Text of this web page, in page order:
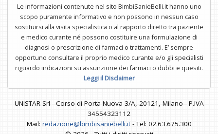
Le informazioni contenute nel sito BimbiSanieBelli.it hanno uno
scopo puramente informativo e non possono in nessun caso
sostituirsi alla visita specialistica o al rapporto diretto tra paziente
e medico curante né possono costituire una formulazione di
diagnosi o prescrizione di farmaci o trattamenti. E’ sempre
opportuno consultare il proprio medico curante e/o gli specialisti
riguardo indicazioni su assunzione dei farmaci o dubbi e quesiti.
Leggi il Disclaimer
UNISTAR Srl - Corso di Porta Nuova 3/A, 20121, Milano - P.IVA
34554323112
Mail: redazione@bimbisaniebelli.it- Tel: 02.63.675.300